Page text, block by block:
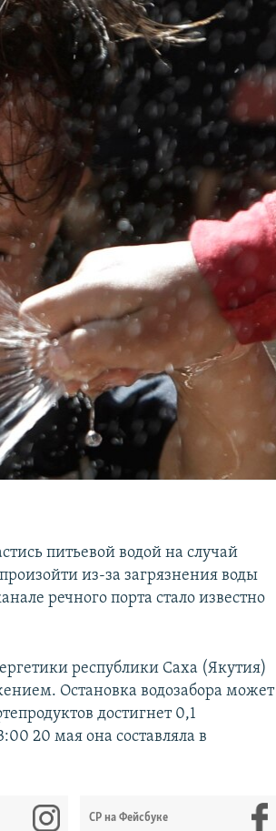
питьевой водой на случай
из-за загрязнения воды
речного порта стало известно
республики Саха (Якутия)
Остановка водозабора может
достигнет 0,1
20 мая она составляла в
СР на Фейсбуке